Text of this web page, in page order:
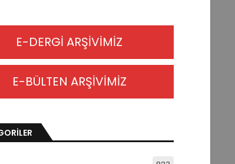
E-DERGİ ARŞİVİMİZ
E-BÜLTEN ARŞİVİMİZ